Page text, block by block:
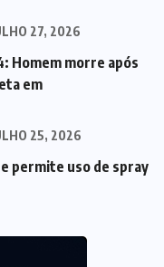
27, 2026
Homem morre após
em
25, 2026
permite uso de spray